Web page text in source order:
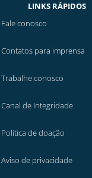
LINKS RÁPIDOS
Fale conosco
Contatos para imprensa
Trabalhe conosco
Canal de Integridade
Política de doação
Aviso de privacidade